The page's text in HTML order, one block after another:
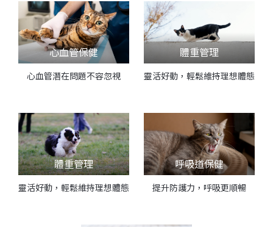
心血管保健
心血管潛在問題不容忽視
體重管理
靈活好動，輕鬆維持理想體態
體重管理
靈活好動，輕鬆維持理想體態
呼吸道保健
提升防護力，呼吸更順暢